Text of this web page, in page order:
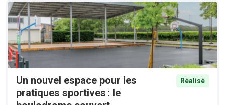
Un nouvel espace pour les
pratiques sportives : le
Réalisé